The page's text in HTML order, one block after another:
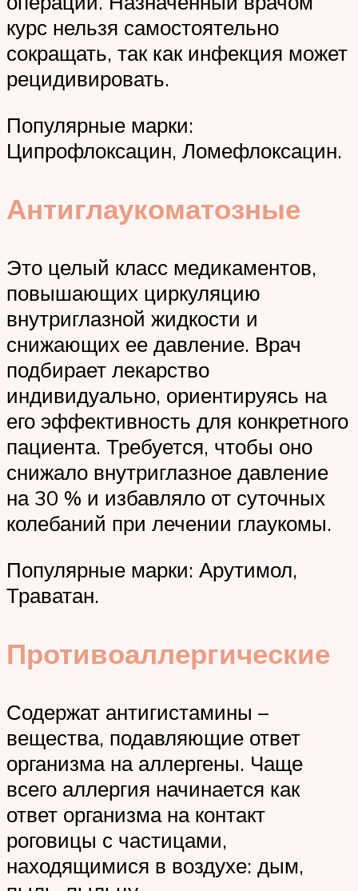
курс нельзя самостоятельно
сокращать, так как инфекция может
рецидивировать.
Популярные марки:
Ципрофлоксацин, Ломефлоксацин.
Антиглаукоматозные
Это целый класс медикаментов,
повышающих циркуляцию
внутриглазной жидкости и
снижающих ее давление. Врач
подбирает лекарство
индивидуально, ориентируясь на
его эффективность для конкретного
пациента. Требуется, чтобы оно
снижало внутриглазное давление
на 30 % и избавляло от суточных
колебаний при лечении глаукомы.
Популярные марки: Арутимол,
Траватан.
Противоаллергические
Содержат антигистамины –
вещества, подавляющие ответ
организма на аллергены. Чаще
всего аллергия начинается как
ответ организма на контакт
роговицы с частицами,
находящимися в воздухе: дым,